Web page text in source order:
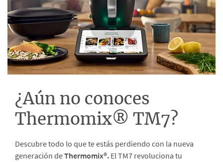
¿Aún no conoces
Thermomix® TM7?
Descubre todo lo que te estás perdiendo con la nueva
generación deThermomix®. El TM7 revoluciona tu